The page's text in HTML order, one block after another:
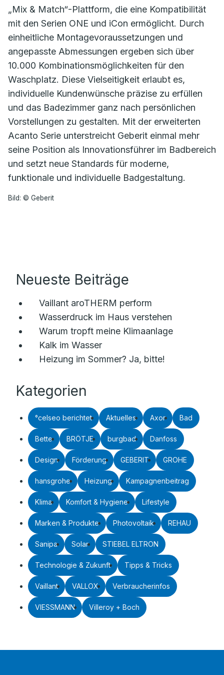
„Mix & Match“-Plattform, die eine Kompatibilität
mit den Serien ONE und iCon ermöglicht. Durch
einheitliche Montagevoraussetzungen und
angepasste Abmessungen ergeben sich über
10.000 Kombinationsmöglichkeiten für den
Waschplatz. Diese Vielseitigkeit erlaubt es,
individuelle Kundenwünsche präzise zu erfüllen
und das Badezimmer ganz nach persönlichen
Vorstellungen zu gestalten. Mit der erweiterten
Acanto Serie unterstreicht Geberit einmal mehr
seine Position als Innovationsführer im Badbereich
und setzt neue Standards für moderne,
funktionale und individuelle Badgestaltung.
Bild: © Geberit
Neueste Beiträge
Vaillant aroTHERM perform
Wasserdruck im Haus verstehen
Warum tropft meine Klimaanlage
Kalk im Wasser
Heizung im Sommer? Ja, bitte!
Kategorien
°celseo berichtet Aktuelles Axor Bad
Bette BRÖTJE burgbad Danfoss
Design Förderung GEBERIT GROHE
hansgrohe Heizung Kampagnenbeitrag
Klima Komfort & Hygiene Lifestyle
Marken & Produkte Photovoltaik REHAU
Sanipa Solar STIEBEL ELTRON
Technologie & Zukunft Tipps & Tricks
Vaillant VALLOX Verbraucherinfos
VIESSMANN Villeroy + Boch